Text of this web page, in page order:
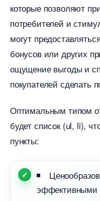
которые позволяют
потребителей и
могут
онусов или других
ощущение выгоды и
покупателей сделать
Оптимальным типом
удет список (ul, li),
пункты:
эффективными